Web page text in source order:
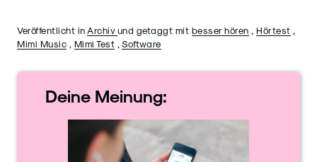
Veröffentlicht in Archiv und getaggt mit besser hören Hörtest
Mimi Music
Mimi Test Software
Deine Meinung: